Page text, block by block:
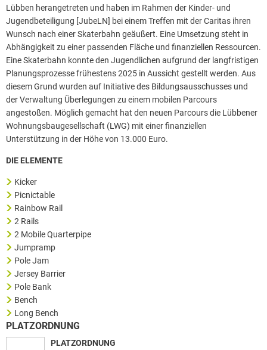
Lübben herangetreten und haben im Rahmen der Kinder- und
Jugendbeteiligung [JubeLN] bei einem Treffen mit der Caritas ihren
Wunsch nach einer Skaterbahn geäußert. Eine Umsetzung steht in
Abhängigkeit zu einer passenden Fläche und finanziellen Ressourcen.
Eine Skaterbahn konnte den Jugendlichen aufgrund der langfristigen
Planungsprozesse frühestens 2025 in Aussicht gestellt werden. Aus
diesem Grund wurden auf Initiative des Bildungsausschusses und
der Verwaltung Überlegungen zu einem mobilen Parcours
angestoßen. Möglich gemacht hat den neuen Parcours die Lübbener
Wohnungsbaugesellschaft (LWG) mit einer finanziellen
Unterstützung in der Höhe von 13.000 Euro.
DIE ELEMENTE
Kicker
Picnictable
Rainbow Rail
2 Rails
2 Mobile Quarterpipe
Jumpramp
Pole Jam
Jersey Barrier
Pole Bank
Bench
Long Bench
PLATZORDNUNG
PLATZORDNUNG